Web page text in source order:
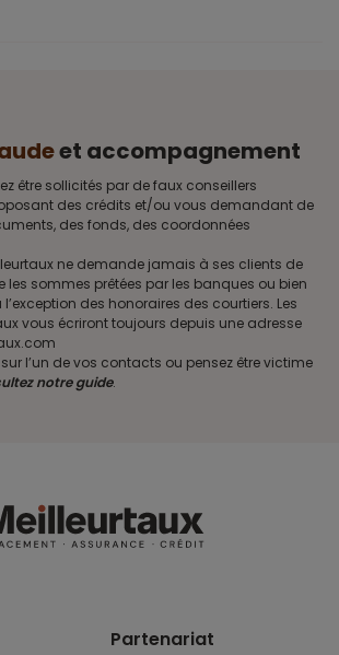
et accompagnement
être sollicités par de faux conseillers
des crédits et/ou vous demandant de
des fonds, des coordonnées
ne demande jamais à ses clients de
les sommes prêtées par les banques ou bien
des honoraires des courtiers. Les
vous écriront toujours depuis une adresse
l’un de vos contacts ou pensez être victime
notre guide.
Partenariat